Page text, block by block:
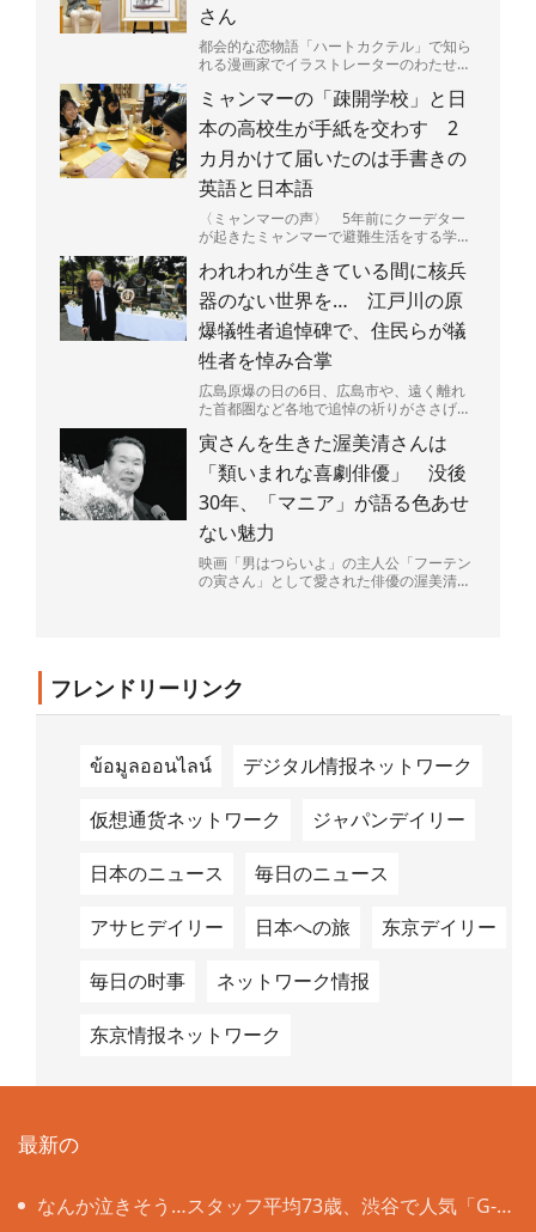
さん
都会的な恋物語「ハートカクテル」で知ら
れる漫画家でイラストレーターのわたせせ
雷門を描いた版画「...
ミャンマーの「疎開学校」と日
本の高校生が手紙を交わす 2
カ月かけて届いたのは手書きの
英語と日本語
〈ミャンマーの声〉 5年前にクーデター
が起きたミャンマーで避難生活をする学生
ている。内戦が続くミ...
われわれが生きている間に核兵
器のない世界を… 江戸川の原
爆犠牲者追悼碑で、住民らが犠
牲者を悼み合掌
広島原爆の日の6日、広島市や、遠く離れ
た首都圏など各地で追悼の祈りがささげら
海にした原爆投下から...
寅さんを生きた渥美清さんは
「類いまれな喜劇俳優」 没後
30年、「マニア」が語る色あせ
ない魅力
映画「男はつらいよ」の主人公「フーテン
の寅さん」として愛された俳優の渥美清さ
フレンドリーリンク
ข้อมูลออนไลน์ デジタル情报ネットワーク
仮想通货ネットワーク ジャパンデイリー
日本のニュース 毎日のニュース
アサヒデイリー 日本への旅 东京デイリー
毎日の时事 ネットワーク情报
东京情报ネットワーク
最新の
なんか泣きそう…スタッフ平均73歳、渋谷で人気「G-